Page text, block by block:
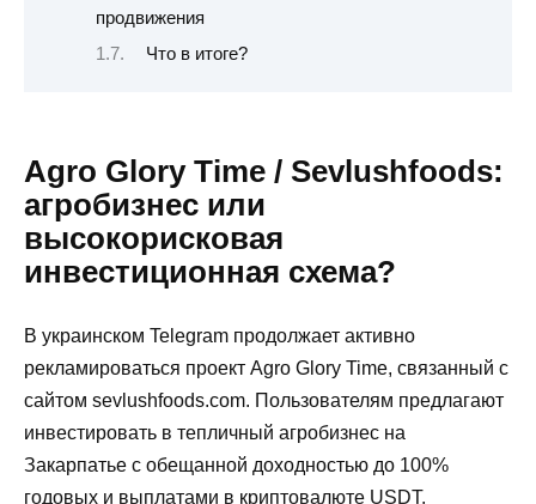
продвижения
Что в итоге?
Agro Glory Time / Sevlushfoods:
агробизнес или
высокорисковая
инвестиционная схема?
В украинском Telegram продолжает активно
рекламироваться проект Agro Glory Time, связанный с
сайтом sevlushfoods.com. Пользователям предлагают
инвестировать в тепличный агробизнес на
Закарпатье с обещанной доходностью до 100%
годовых и выплатами в криптовалюте USDT.